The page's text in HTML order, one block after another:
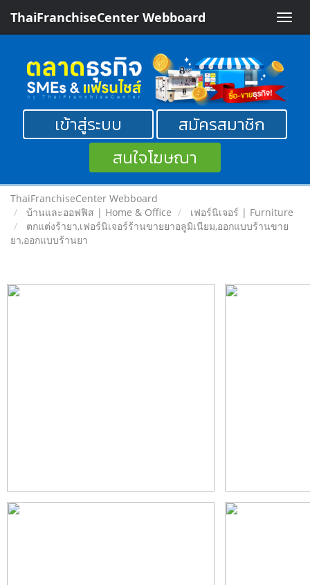
Toggle
ThaiFranchiseCenter Webboard
เข้าสู่ระบบ
สมัครสมาชิก
สนใจโฆษณา
ThaiFranchiseCenter Webboard
บ้านและออฟฟิส | Home & Office
เฟอร์นิเจอร์ | Furniture
ตกแต่งร้ายา,เฟอร์นิเจอร์ร้านขายยาอลูมิเนียม,ออกแบบร้านขาย
ยา,ออกแบบร้านยา